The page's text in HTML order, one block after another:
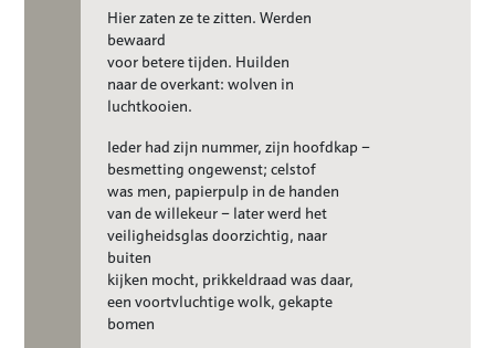
Hier zaten ze te zitten. Werden
bewaard
voor betere tijden. Huilden
naar de overkant: wolven in
luchtkooien.
Ieder had zijn nummer, zijn hoofdkap –
besmetting ongewenst; celstof
was men, papierpulp in de handen
van de willekeur – later werd het
veiligheidsglas doorzichtig, naar
buiten
kijken mocht, prikkeldraad was daar,
een voortvluchtige wolk, gekapte
bomen